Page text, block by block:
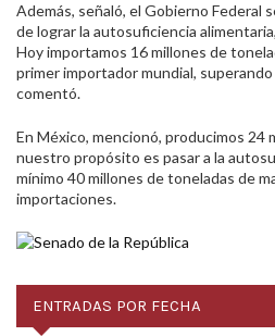
Además, señaló, el Gobierno Federal
de lograr la autosuficiencia
Hoy importamos 16 millones de
primer importador mundial, superando
comentó.
En México, mencionó, producimos 24
nuestro propósito es pasar a la
mínimo 40 millones de toneladas de
importaciones.
ENTRADAS POR FECHA